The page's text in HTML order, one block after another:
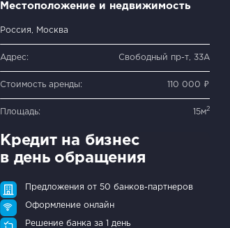
Местоположение и недвижимость
Россия, Москва
Адрес: Свободный пр-т, 33А
Стоимость аренды: 110 000 ₽
Площадь: 15м2
Кредит на бизнес
в день обращения
Предложения от 50 банков-партнеров
Оформление онлайн
Решение банка за 1 день